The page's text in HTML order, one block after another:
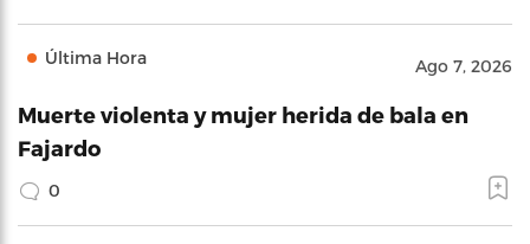
Última Hora Ago 7, 2026
Muerte violenta y mujer herida de bala en
Fajardo
0